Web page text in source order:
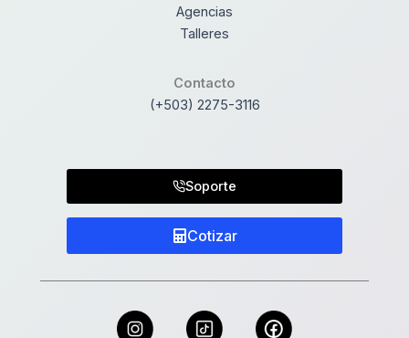
Agencias
Talleres
Contacto
(+503) 2275-3116
Soporte
Cotizar